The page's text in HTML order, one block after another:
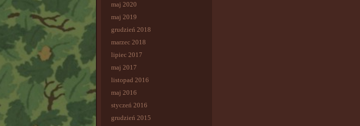
maj 2020
maj 2019
grudzień 2018
marzec 2018
lipiec 2017
maj 2017
listopad 2016
maj 2016
styczeń 2016
grudzień 2015